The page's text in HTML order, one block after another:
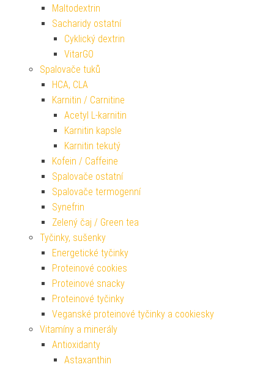
Maltodextrin
Sacharidy ostatní
Cyklický dextrin
VitarGO
Spalovače tuků
HCA, CLA
Karnitin / Carnitine
Acetyl L-karnitin
Karnitin kapsle
Karnitin tekutý
Kofein / Caffeine
Spalovače ostatní
Spalovače termogenní
Synefrin
Zelený čaj / Green tea
Tyčinky, sušenky
Energetické tyčinky
Proteinové cookies
Proteinové snacky
Proteinové tyčinky
Veganské proteinové tyčinky a cookiesky
Vitamíny a minerály
Antioxidanty
Astaxanthin